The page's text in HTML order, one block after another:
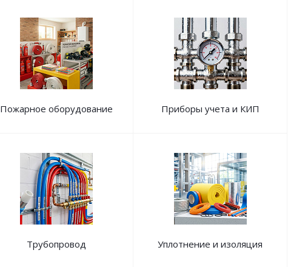
Пожарное оборудование Приборы учета и КИП
Трубопровод Уплотнение и изоляция